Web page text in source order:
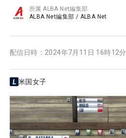
所属ALBA Net編集部
ALBA Net編集部 / ALBA Net
配信日時： 2024年7月11日 16時12分
米国女子